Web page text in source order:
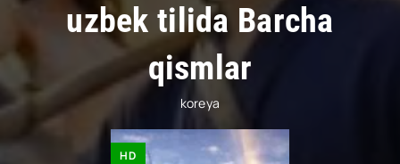
uzbek tilida Barcha
qismlar
koreya
HD